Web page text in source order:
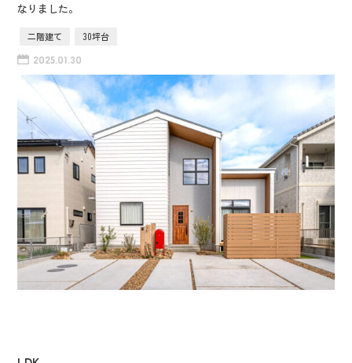
なりました。
二階建て
30坪台
2025.01.30